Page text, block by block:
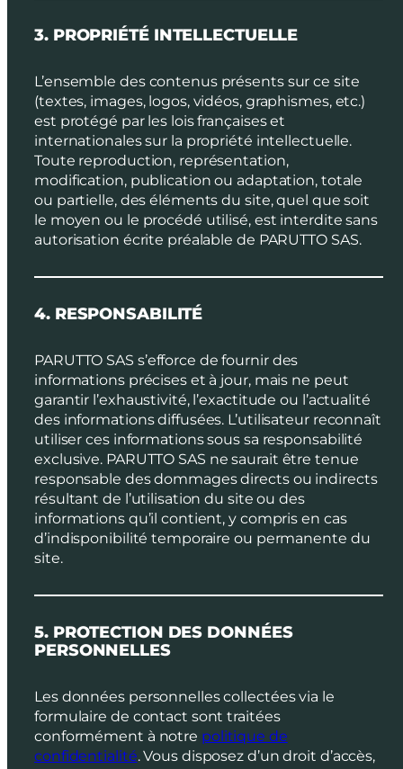
3. PROPRIÉTÉ INTELLECTUELLE
L’ensemble des contenus présents sur ce site
(textes, images, logos, vidéos, graphismes, etc.)
est protégé par les lois françaises et
internationales sur la propriété intellectuelle.
Toute reproduction, représentation,
modification, publication ou adaptation, totale
ou partielle, des éléments du site, quel que soit
le moyen ou le procédé utilisé, est interdite sans
autorisation écrite préalable de PARUTTO SAS.
4. RESPONSABILITÉ
PARUTTO SAS s’efforce de fournir des
informations précises et à jour, mais ne peut
garantir l’exhaustivité, l’exactitude ou l’actualité
des informations diffusées. L’utilisateur reconnaît
utiliser ces informations sous sa responsabilité
exclusive. PARUTTO SAS ne saurait être tenue
responsable des dommages directs ou indirects
résultant de l’utilisation du site ou des
informations qu’il contient, y compris en cas
d’indisponibilité temporaire ou permanente du
site.
5. PROTECTION DES DONNÉES
PERSONNELLES
Les données personnelles collectées via le
formulaire de contact sont traitées
conformément à notre politique de
confidentialité. Vous disposez d’un droit d’accès,